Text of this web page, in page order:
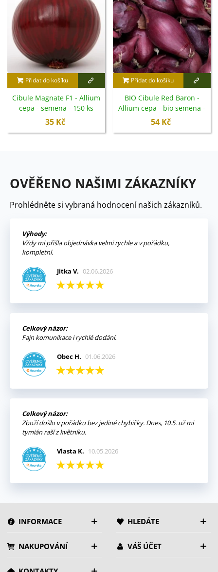
Přidat do košíku
Cibule Magnate F1 - Allium
cepa - semena - 150 ks
35 Kč
Přidat do košíku
BIO Cibule Red Baron -
Allium cepa - bio semena -
100 ks
54 Kč
OVĚŘENO NAŠIMI ZÁKAZNÍKY
Prohlédněte si vybraná hodnocení našich zákazníků.
Výhody:
Vždy mi přišla objednávka velmi rychle a v pořádku,
kompletní.
Jitka V. 02.06.2026
Celkový názor:
Fajn komunikace i rychlé dodání.
Obec H. 01.06.2026
Celkový názor:
Zboží došlo v pořádku bez jediné chybičky. Dnes, 10.5. už mi
tymián raší z květníku.
Vlasta K. 10.05.2026
INFORMACE HLEDÁTE
NAKUPOVÁNÍ VÁŠ ÚČET